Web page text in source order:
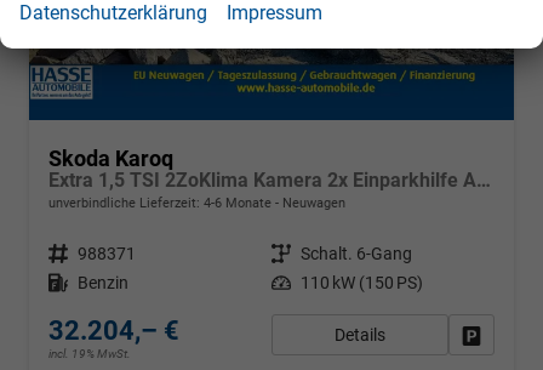
Skoda Karoq
Extra 1,5 TSI 2ZoKlima Kamera 2x Einparkhilfe Alu Felgen 5J Garantie Sitzheizung LED Scheinwerfer ACC
unverbindliche Lieferzeit: 4-6 Monate Neuwagen
Fahrzeugnr. 988371 Getriebe Schalt. 6-Gang
Kraftstoff Benzin Leistung 110 kW (150 PS)
32.204,– €
incl. 19% MwSt.
Details
Datenschutzerklärung Impressum